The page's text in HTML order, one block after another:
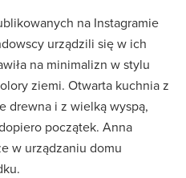
na Instagramie
urządzili się w ich
na minimalizn w stylu
ziemi. Otwarta kuchnia z
drewna i z wielką wyspą,
początek. Anna
w urządzaniu domu